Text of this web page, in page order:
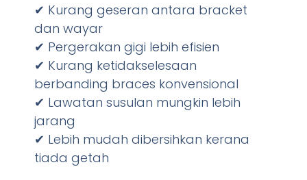
✔ Kurang geseran antara bracket
dan wayar
✔ Pergerakan gigi lebih efisien
✔ Kurang ketidakselesaan
berbanding braces konvensional
✔ Lawatan susulan mungkin lebih
jarang
✔ Lebih mudah dibersihkan kerana
tiada getah